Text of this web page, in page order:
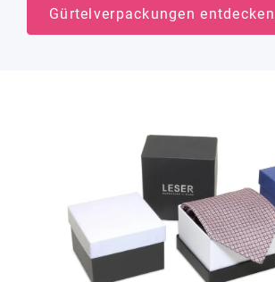
Gürtelverpackungen entdecken